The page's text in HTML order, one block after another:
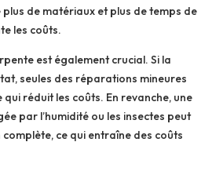
de matériaux et plus de temps de
les coûts.
est également crucial. Si la
seules des réparations mineures
réduit les coûts. En revanche, une
par l’humidité ou les insectes peut
ce qui entraîne des coûts